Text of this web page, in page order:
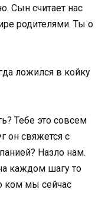
Сын считает нас
родителями. Ты о
ложился в койку
Тебе это совсем
он свяжется с
Назло нам.
каждом шагу то
ком мы сейчас